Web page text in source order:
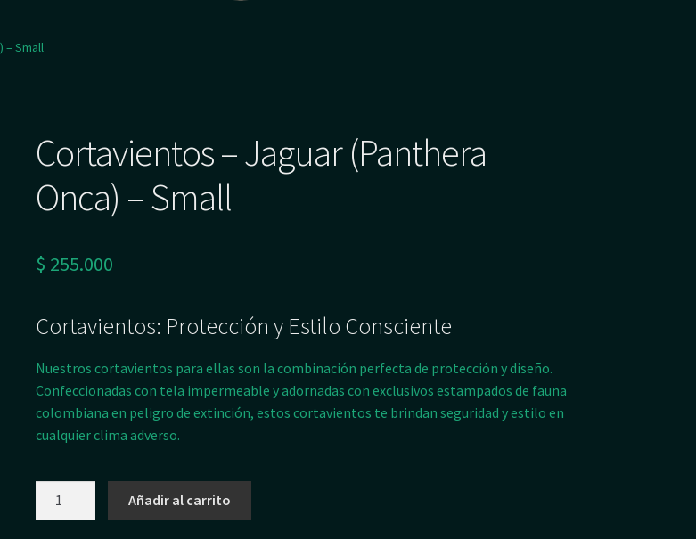
– Small
Cortavientos – Jaguar (Panthera
Onca) – Small
$ 255.000
Cortavientos: Protección y Estilo Consciente
Nuestros cortavientos para ellas son la combinación perfecta de protección y diseño.
Confeccionadas con tela impermeable y adornadas con exclusivos estampados de fauna
colombiana en peligro de extinción, estos cortavientos te brindan seguridad y estilo en
cualquier clima adverso.
Añadir al carrito